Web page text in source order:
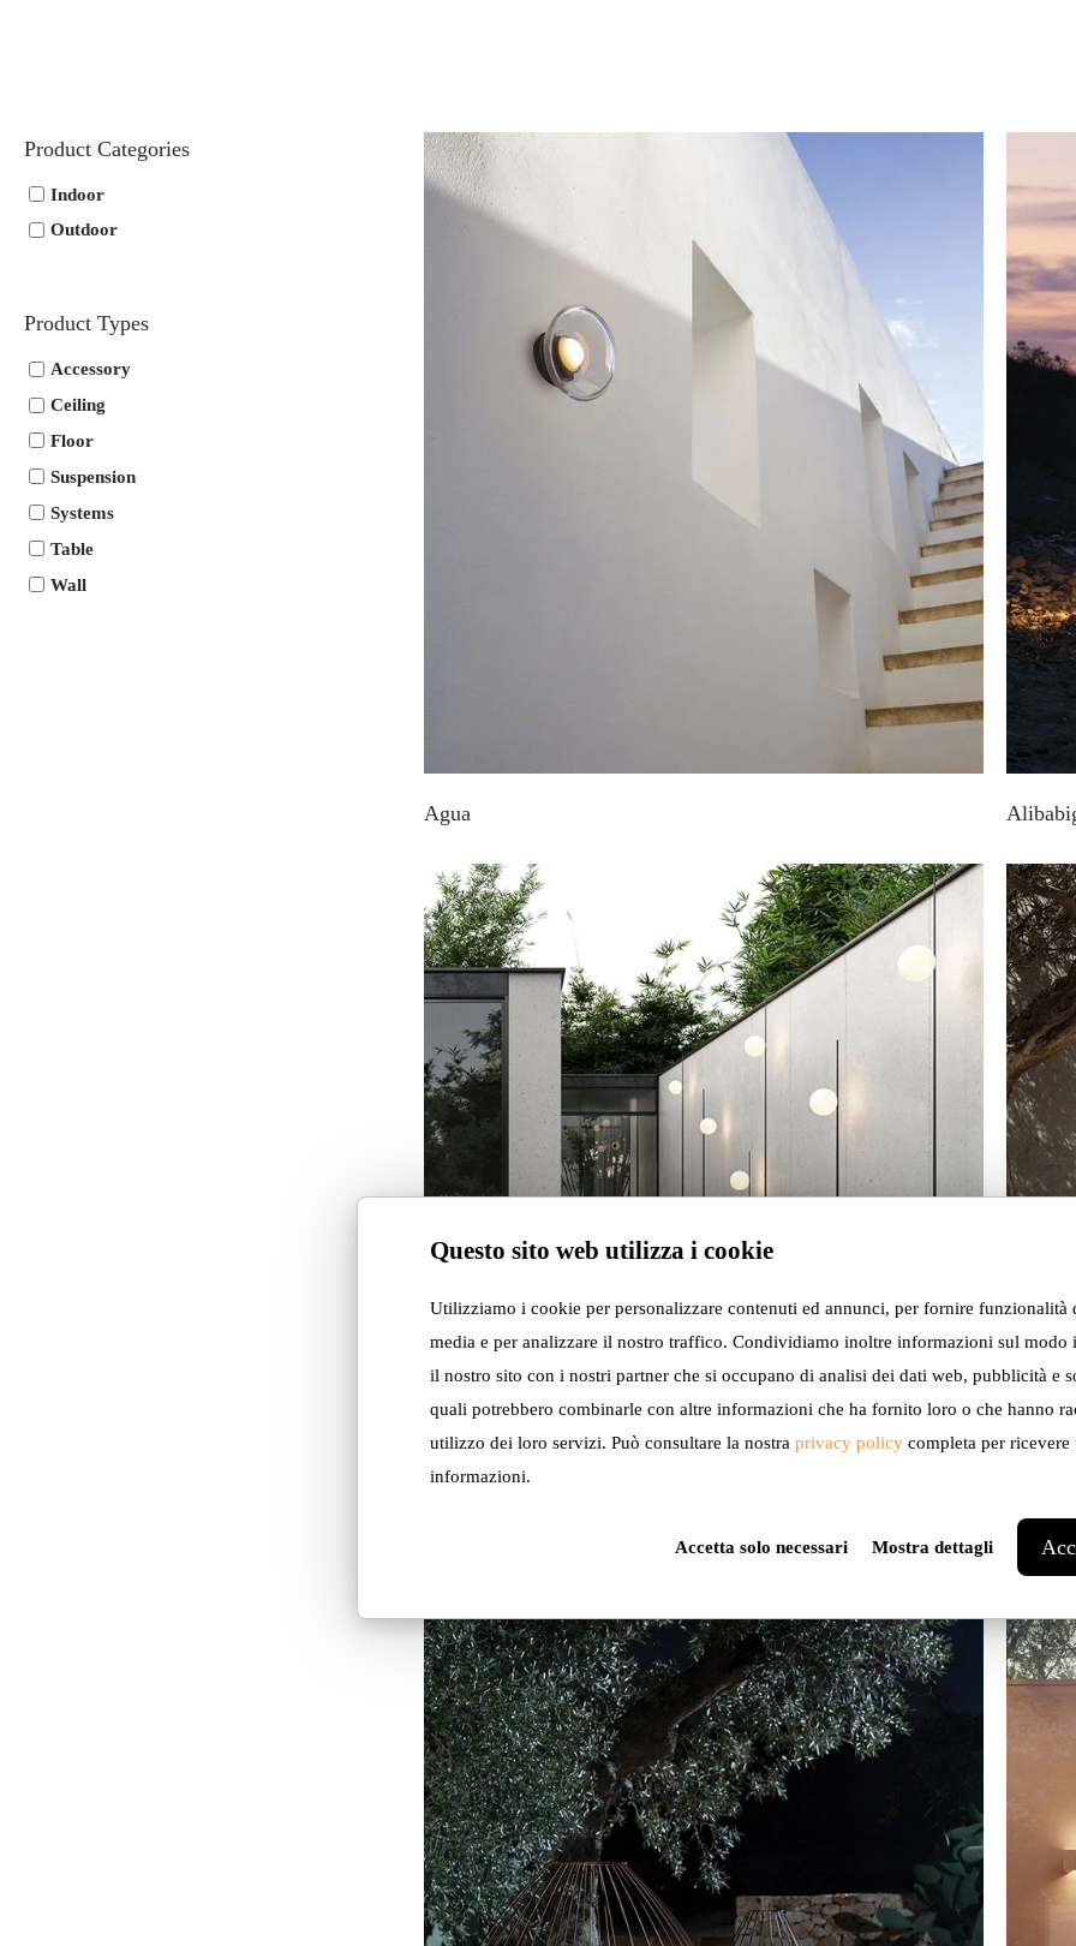
Questo sito web utilizza i cookie
Utilizziamo i cookie per personalizzare contenuti ed annunci, per fornire funzionalità
media e per analizzare il nostro traffico. Condividiamo inoltre informazioni sul modo
il nostro sito con i nostri partner che si occupano di analisi dei dati web, pubblicità e
quali potrebbero combinarle con altre informazioni che ha fornito loro o che hanno
utilizzo dei loro servizi. Può consultare la nostra privacy policy completa per
informazioni.
Accetta solo necessari Mostra dettagli
Product Categories
Indoor
Outdoor
Product Types
Accessory
Ceiling
Floor
Suspension
Systems
Table
Wall
Agua
Black